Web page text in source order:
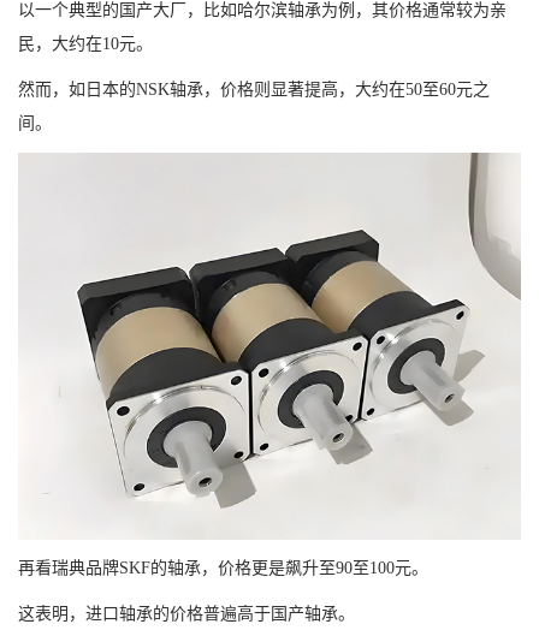
以一个典型的国产大厂，比如哈尔滨轴承为例，其价格通常较为亲
民，大约在10元。
然而，如日本的NSK轴承，价格则显著提高，大约在50至60元之
间。
再看瑞典品牌SKF的轴承，价格更是飙升至90至100元。
这表明，进口轴承的价格普遍高于国产轴承。